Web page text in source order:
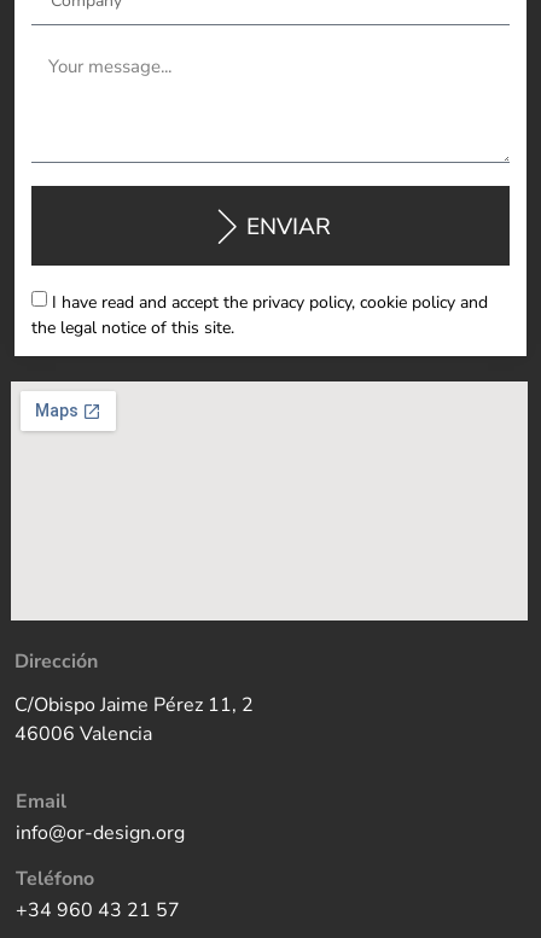
I have read and accept the privacy policy, cookie policy and
the legal notice of this site.
ENVIAR
Dirección
C/Obispo Jaime Pérez 11, 2
46006 Valencia
Email
info@or-design.org
Teléfono
+34 960 43 21 57